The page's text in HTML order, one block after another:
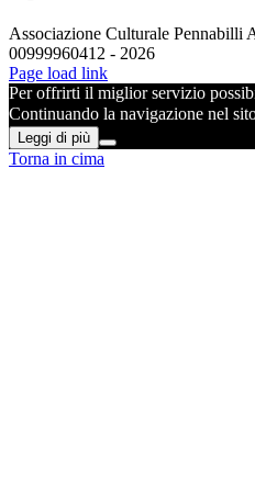
Associazione Culturale Pennabilli
00999960412 - 2026
Page load link
Per offrirti il miglior servizio
Continuando la navigazione nel
Leggi di più
Torna in cima